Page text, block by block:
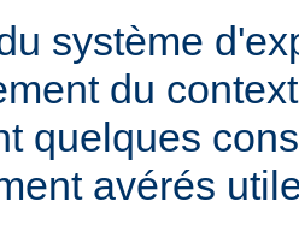
système
du
quelques
avérés